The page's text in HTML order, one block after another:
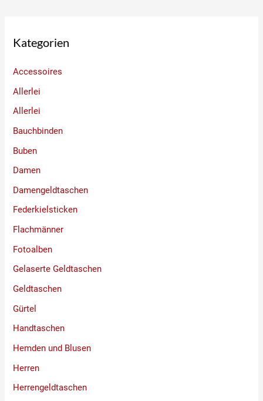
Kategorien
Accessoires
Allerlei
Allerlei
Bauchbinden
Buben
Damen
Damengeldtaschen
Federkielsticken
Flachmänner
Fotoalben
Gelaserte Geldtaschen
Geldtaschen
Gürtel
Handtaschen
Hemden und Blusen
Herren
Herrengeldtaschen